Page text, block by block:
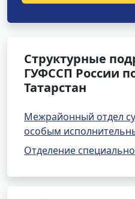
Структурные
ГУФССП России
Татарстан
Межрайонный отдел
особым
Отделение